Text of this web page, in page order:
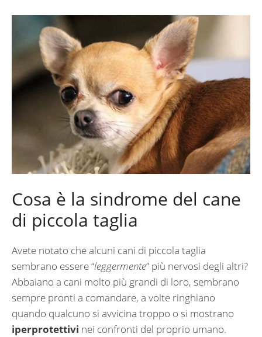
Cosa è la sindrome del cane
di piccola taglia
Avete notato che alcuni cani di piccola taglia
sembrano essere “leggermente” più nervosi degli altri?
Abbaiano a cani molto più grandi di loro, sembrano
sempre pronti a comandare, a volte ringhiano
quando qualcuno si avvicina troppo o si mostrano
iperprotettivi nei confronti del proprio umano.